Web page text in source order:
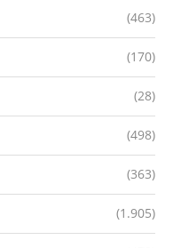
(463)
(170)
(28)
(498)
(363)
(1.905)